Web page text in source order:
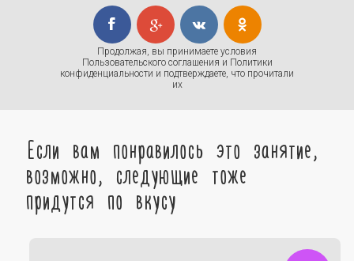
Продолжая, вы принимаете условия
Пользовательского соглашения и Политики
конфиденциальности и подтверждаете, что прочитали
их
Если вам понравилось это занятие,
возможно, следующие тоже
придутся по вкусу